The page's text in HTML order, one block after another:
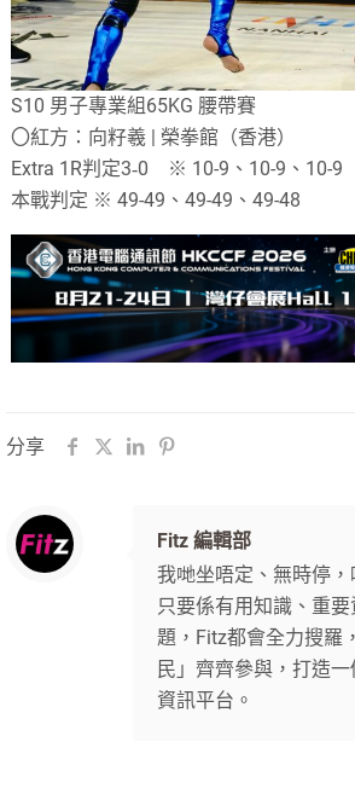
S10 男子專業組65KG 腰帶賽
〇紅方：向籽羲 | 榮拳館（香港）
Extra 1R判定3‐0 ※ 10-9、10-9、10-9
本戰判定 ※ 49-49、49-49、49-48
分享
Fitz 編輯部
我哋坐唔定、無時停
只要係有用知識、重
題，Fitz都會全力搜羅
民」齊齊參與，打造
資訊平台。